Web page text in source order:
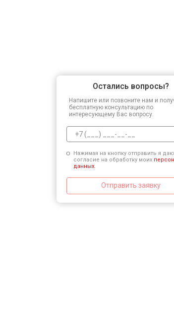
Остались вопросы?
Напишите или позвоните нам и
бесплатную консультацию по
интересующему Вас вопросу.
Нажимая на кнопку отправить я
согласие на обработку моих
данных.
Отправить заявку